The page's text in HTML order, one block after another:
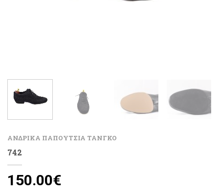
ΑΝΔΡΙΚΑ ΠΑΠΟΥΤΣΙΑ ΤΑΝΓΚΟ
742
150.00€